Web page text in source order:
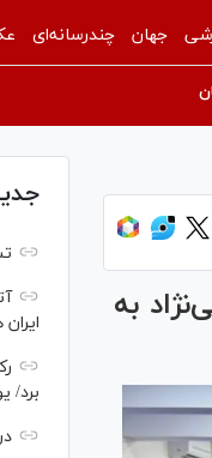
جهان چندرسانه‌ای
به
برد/